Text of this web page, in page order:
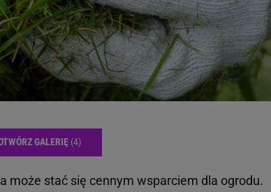
GALERIĘ (4)
może stać się cennym wsparciem dla ogrodu.